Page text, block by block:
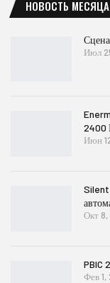
НОВОСТЬ
Июл
2400
Июн
Silent
Окт
PBIC
Фев 1,